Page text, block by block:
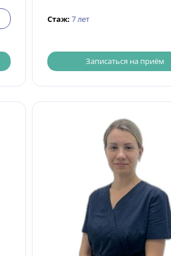
Стаж: 7 лет
Записаться на приём